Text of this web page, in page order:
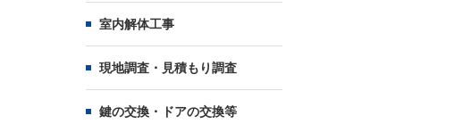
室内解体工事
現地調査・見積もり調査
鍵の交換・ドアの交換等